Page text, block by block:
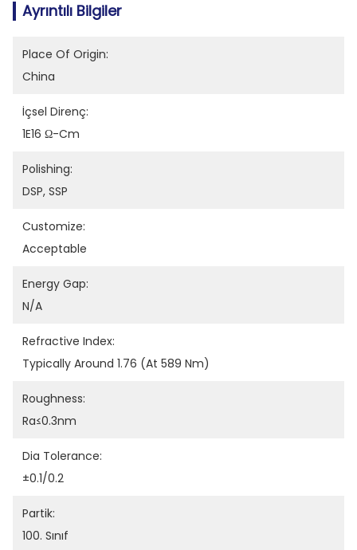
Ayrıntılı Bilgiler
Place Of Origin:
China
İçsel Direnç:
1E16 Ω-Cm
Polishing:
DSP, SSP
Customize:
Acceptable
Energy Gap:
N/A
Refractive Index:
Typically Around 1.76 (at 589 Nm)
Roughness:
Ra≤0.3nm
Dia Tolerance:
±0.1/0.2
Partik:
100. Sınıf